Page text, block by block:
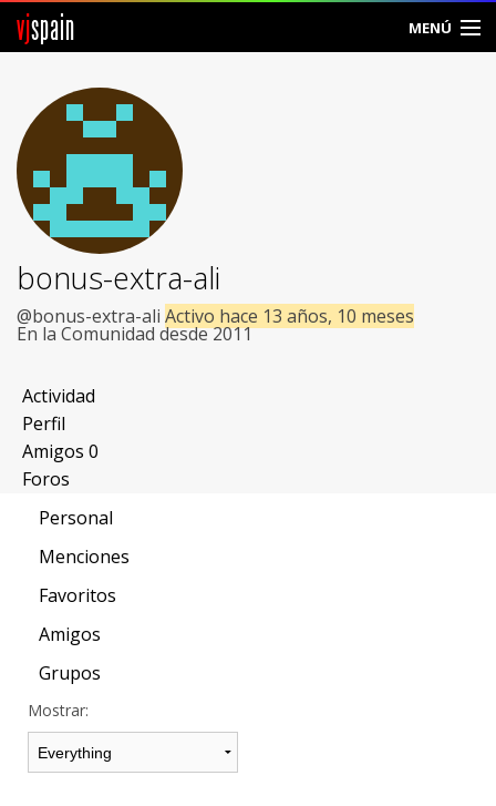
vjspain MENÚ
Foros
Noticias
Vjspain
Ayuda
Contacto
Entrar
Crear Cuenta
bonus-extra-ali
@bonus-extra-ali Activo hace 13 años, 10 meses
En la Comunidad desde 2011
Actividad
Perfil
Amigos 0
Foros
Personal
Menciones
Favoritos
Amigos
Grupos
Mostrar: